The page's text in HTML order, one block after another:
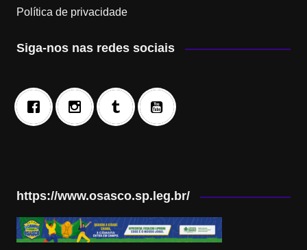
Política de privacidade
Siga-nos nas redes sociais
https://www.osasco.sp.leg.br/